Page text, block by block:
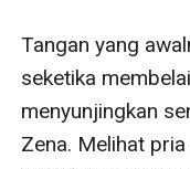
Tangan yang
seketika
menyunjingkan
Zena. Melihat